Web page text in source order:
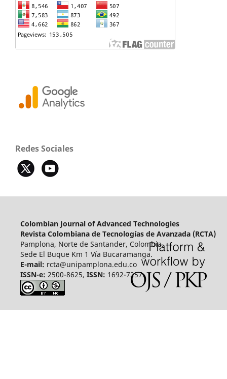
Redes Sociales
Colombian Journal of Advanced Technologies
Revista Colombiana de Tecnologías de Avanzada (RCTA)
Pamplona, Norte de Santander, Colombia.
Sede El Buque Km 1 Vía Bucaramanga.
E-mail: rcta@unipamplona.edu.co
ISSN-e: 2500-8625, ISSN: 1692-7257.